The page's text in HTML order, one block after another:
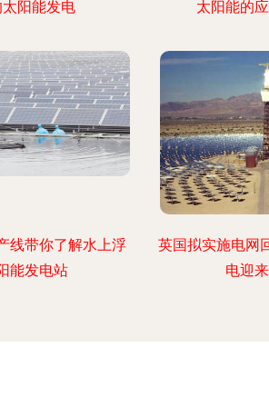
阳能发电
太阳能的
线带你了解水上浮
能发电站
英国拟实施电网
电迎